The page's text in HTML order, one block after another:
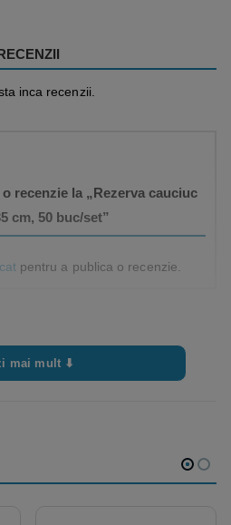
RECENZII
inca recenzii.
recenzie la „Rezerva cauciuc
cm, 50 buc/set”
pentru a publica o recenzie.
mai mult ⬇